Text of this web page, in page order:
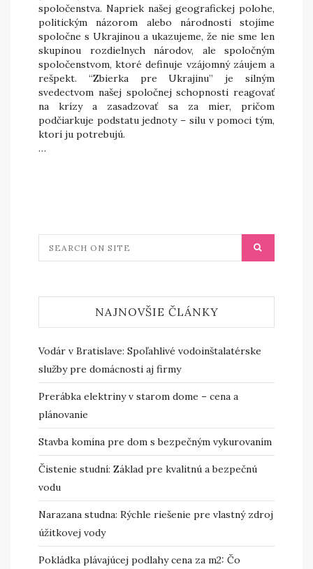
spoločenstva. Napriek našej geografickej polohe,
politickým názorom alebo národnosti stojíme
spoločne s Ukrajinou a ukazujeme, že nie sme len
skupinou rozdielnych národov, ale spoločným
spoločenstvom, ktoré definuje vzájomný záujem a
rešpekt. “Zbierka pre Ukrajinu” je silným
svedectvom našej spoločnej schopnosti reagovať
na krízy a zasadzovať sa za mier, pričom
podčiarkuje podstatu jednoty – silu v pomoci tým,
ktorí ju potrebujú.
…
NAJNOVŠIE ČLÁNKY
Vodár v Bratislave: Spoľahlivé vodoinštalatérske
služby pre domácnosti aj firmy
Prerábka elektriny v starom dome – cena a
plánovanie
Stavba komína pre dom s bezpečným vykurovaním
Čistenie studní: Základ pre kvalitnú a bezpečnú
vodu
Narazana studna: Rýchle riešenie pre vlastný zdroj
úžitkovej vody
Pokládka plávajúcej podlahy cena za m2: Čo